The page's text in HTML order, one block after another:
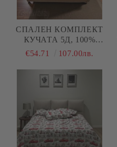
СПАЛЕН КОМПЛЕКТ
КУЧАТА 5Д, 100%
ПАМУК/ 5Д, РАНФОРС, 4
€54.71 107.00лв.